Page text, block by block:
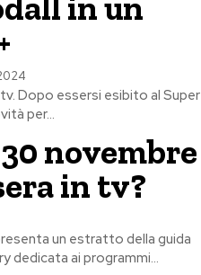
Dopo essersi esibito al Super
per...
novembre
in tv?
un estratto della guida
dedicata ai programmi...